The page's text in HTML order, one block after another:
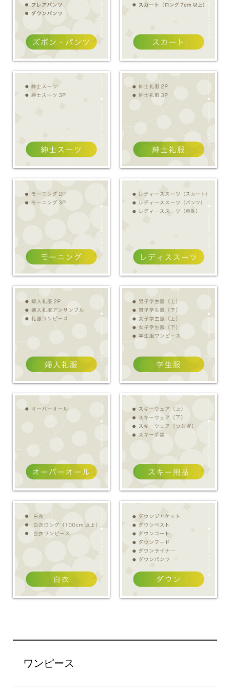
ワンピース